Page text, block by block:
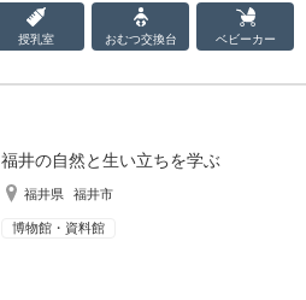
授乳室 おむつ交換台 ベビーカー
福井の自然と生い立ちを学ぶ
福井県 福井市
博物館・資料館